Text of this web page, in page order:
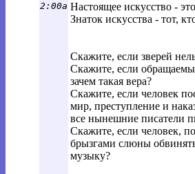
2:00a Настоящее искусство -
Знаток искусства - тот,
Скажите, если зверей
Скажите, если
зачем такая вера?
Скажите, если человек
мир, преступление и
все нынешние писатели
Скажите, если человек,
брызгами слюны
музыку?